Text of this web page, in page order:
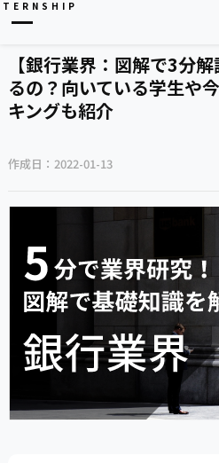
【銀行業界：図解で3分
るの？向いている学生や
キングも紹介
作成日： 2022-01-13